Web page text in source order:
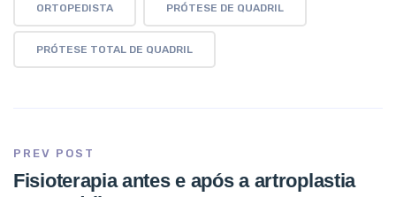
ORTOPEDISTA PRÓTESE DE QUADRIL
PRÓTESE TOTAL DE QUADRIL
PREV POST
Fisioterapia antes e após a artroplastia